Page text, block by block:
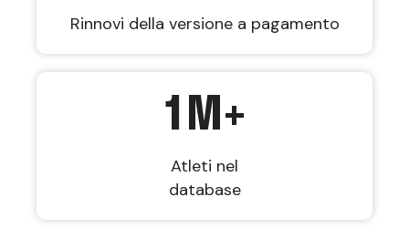
Rinnovi della versione a pagamento
1M+
Atleti nel
database